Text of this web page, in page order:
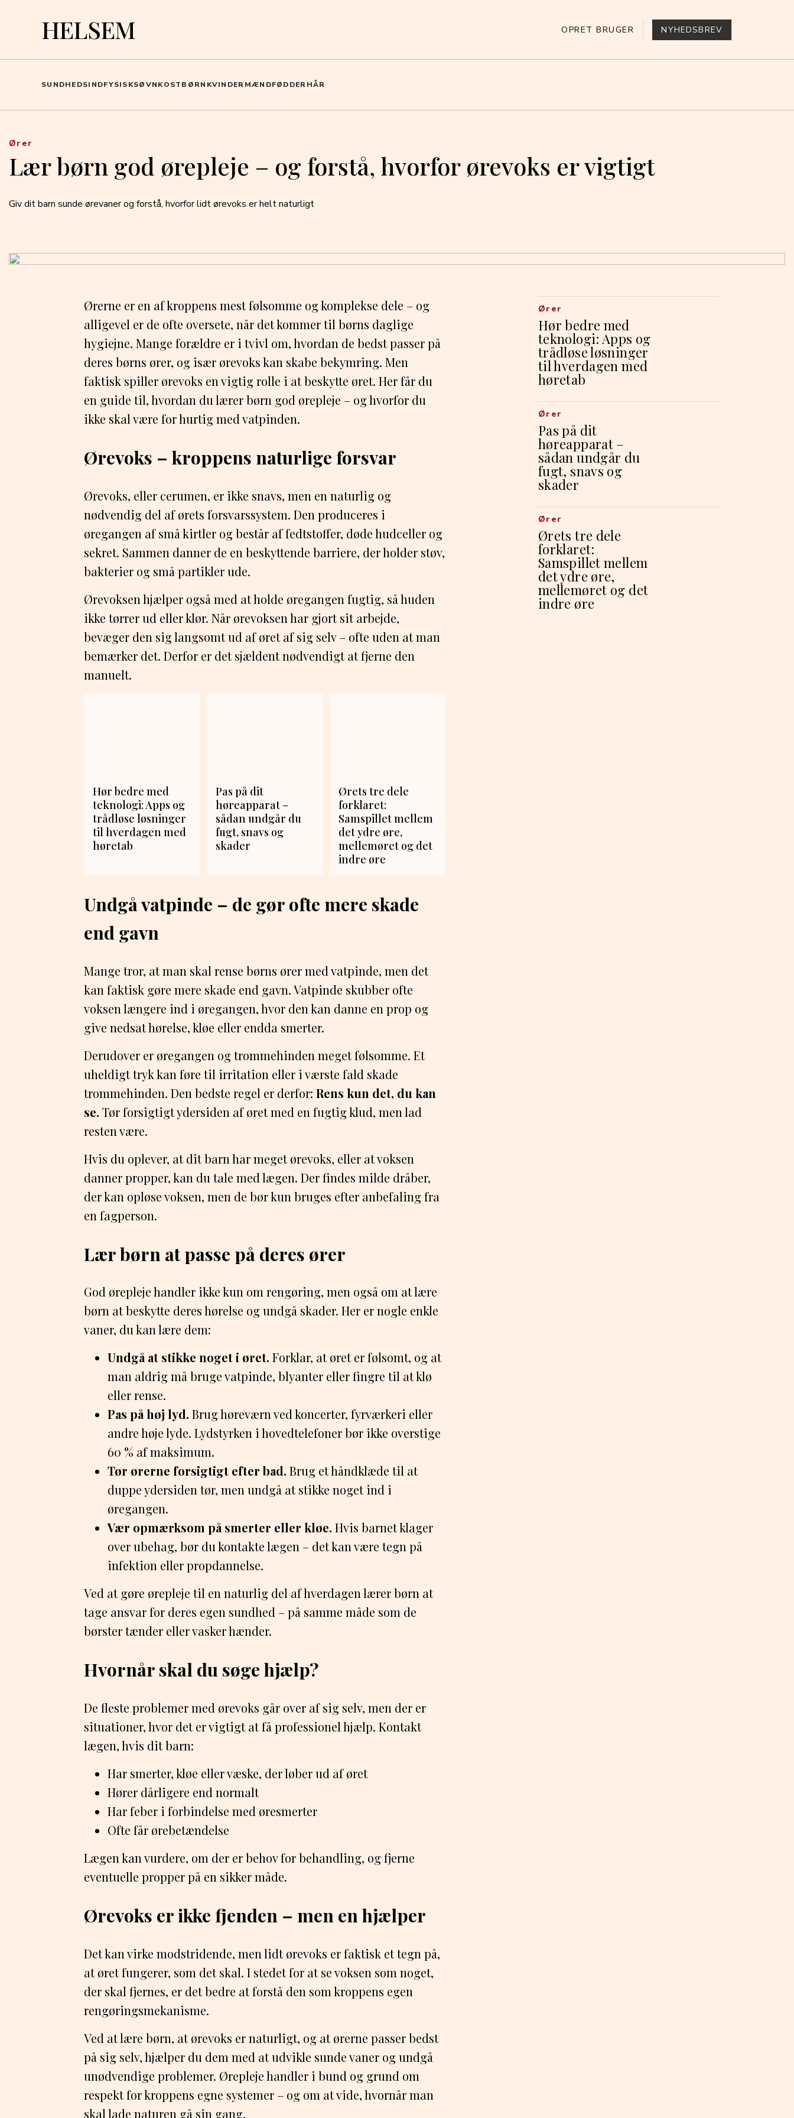
HELSEM OPRET BRUGER NYHEDSBREV
SUNDHEDSINDFYSISKSØVNKOSTBØRN KVINDERMÆNDFØDDERHÅR
Lær børn god ørepleje – og forstå, hvorfor ørevoks er vigtigt
Giv dit barn sunde ørevaner og forstå, hvorfor lidt ørevoks er helt naturligt
Ører
Ørerne er en af kroppens mest følsomme og komplekse dele – og
alligevel er de ofte oversete, når det kommer til børns daglige
hygiejne. Mange forældre er i tvivl om, hvordan de bedst passer på
deres børns ører, og især ørevoks kan skabe bekymring. Men
faktisk spiller ørevoks en vigtig rolle i at beskytte øret. Her får du
en guide til, hvordan du lærer børn god ørepleje – og hvorfor du
ikke skal være for hurtig med vatpinden.
Ørevoks – kroppens naturlige forsvar
Ørevoks, eller cerumen, er ikke snavs, men en naturlig og
nødvendig del af ørets forsvarssystem. Den produceres i
øregangen af små kirtler og består af fedtstoffer, døde hudceller og
sekret. Sammen danner de en beskyttende barriere, der holder støv,
bakterier og små partikler ude.
Ørevoksen hjælper også med at holde øregangen fugtig, så huden
ikke tørrer ud eller klør. Når ørevoksen har gjort sit arbejde,
bevæger den sig langsomt ud af øret af sig selv – ofte uden at man
bemærker det. Derfor er det sjældent nødvendigt at fjerne den
manuelt.
Hør bedre med
teknologi: Apps og
trådløse løsninger
til hverdagen med
høretab
Pas på dit
høreapparat –
sådan undgår du
fugt, snavs og
skader
Ørets tre dele
forklaret:
Samspillet mellem
det ydre øre,
mellemøret og det
indre øre
Undgå vatpinde – de gør ofte mere skade
end gavn
Mange tror, at man skal rense børns ører med vatpinde, men det
kan faktisk gøre mere skade end gavn. Vatpinde skubber ofte
voksen længere ind i øregangen, hvor den kan danne en prop og
give nedsat hørelse, kløe eller endda smerter.
Derudover er øregangen og trommehinden meget følsomme. Et
uheldigt tryk kan føre til irritation eller i værste fald skade
trommehinden. Den bedste regel er derfor: Rens kun det, du kan
se. Tør forsigtigt ydersiden af øret med en fugtig klud, men lad
resten være.
Hvis du oplever, at dit barn har meget ørevoks, eller at voksen
danner propper, kan du tale med lægen. Der findes milde dråber,
der kan opløse voksen, men de bør kun bruges efter anbefaling fra
en fagperson.
Lær børn at passe på deres ører
God ørepleje handler ikke kun om rengøring, men også om at lære
børn at beskytte deres hørelse og undgå skader. Her er nogle enkle
vaner, du kan lære dem:
Undgå at stikke noget i øret. Forklar, at øret er følsomt, og at
man aldrig må bruge vatpinde, blyanter eller fingre til at klø
eller rense.
Pas på høj lyd. Brug høreværn ved koncerter, fyrværkeri eller
andre høje lyde. Lydstyrken i hovedtelefoner bør ikke overstige
60 % af maksimum.
Tør ørerne forsigtigt efter bad. Brug et håndklæde til at
duppe ydersiden tør, men undgå at stikke noget ind i
øregangen.
Vær opmærksom på smerter eller kløe. Hvis barnet klager
over ubehag, bør du kontakte lægen – det kan være tegn på
infektion eller propdannelse.
Ved at gøre ørepleje til en naturlig del af hverdagen lærer børn at
tage ansvar for deres egen sundhed – på samme måde som de
børster tænder eller vasker hænder.
Hvornår skal du søge hjælp?
De fleste problemer med ørevoks går over af sig selv, men der er
situationer, hvor det er vigtigt at få professionel hjælp. Kontakt
lægen, hvis dit barn:
Har smerter, kløe eller væske, der løber ud af øret
Hører dårligere end normalt
Har feber i forbindelse med øresmerter
Ofte får ørebetændelse
Lægen kan vurdere, om der er behov for behandling, og fjerne
eventuelle propper på en sikker måde.
Ørevoks er ikke fjenden – men en hjælper
Det kan virke modstridende, men lidt ørevoks er faktisk et tegn på,
at øret fungerer, som det skal. I stedet for at se voksen som noget,
der skal fjernes, er det bedre at forstå den som kroppens egen
rengøringsmekanisme.
Ved at lære børn, at ørevoks er naturligt, og at ørerne passer bedst
på sig selv, hjælper du dem med at udvikle sunde vaner og undgå
unødvendige problemer. Ørepleje handler i bund og grund om
respekt for kroppens egne systemer – og om at vide, hvornår man
skal lade naturen gå sin gang.
Hør bedre med
teknologi: Apps og
trådløse løsninger
til hverdagen med
høretab
Ører
Pas på dit
høreapparat –
sådan undgår du
fugt, snavs og
skader
Ører
Ørets tre dele
forklaret:
Samspillet mellem
det ydre øre,
mellemøret og det
indre øre
Ører